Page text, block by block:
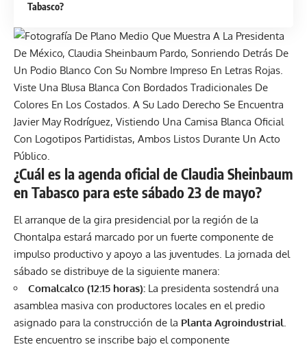
Tabasco?
¿Cuál es la agenda oficial de Claudia Sheinbaum
en Tabasco para este sábado 23 de mayo?
El arranque de la gira presidencial por la región de la
Chontalpa estará marcado por un fuerte componente de
impulso productivo y apoyo a las juventudes. La jornada del
sábado se distribuye de la siguiente manera:
Comalcalco (12:15 horas): La presidenta sostendrá una
asamblea masiva con productores locales en el predio
asignado para la construcción de la Planta Agroindustrial
Este encuentro se inscribe bajo el componente